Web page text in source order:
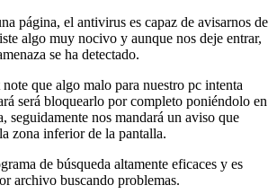
página, el antivirus es capaz de avisarnos de
algo muy nocivo y aunque nos deje entrar,
se ha detectado.
que algo malo para nuestro pc intenta
será bloquearlo por completo poniéndolo en
seguidamente nos mandará un aviso que
zona inferior de la pantalla.
de búsqueda altamente eficaces y es
archivo buscando problemas.